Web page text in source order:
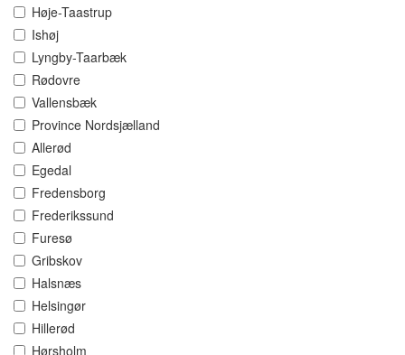
Høje-Taastrup
Ishøj
Lyngby-Taarbæk
Rødovre
Vallensbæk
Province Nordsjælland
Allerød
Egedal
Fredensborg
Frederikssund
Furesø
Gribskov
Halsnæs
Helsingør
Hillerød
Hørsholm